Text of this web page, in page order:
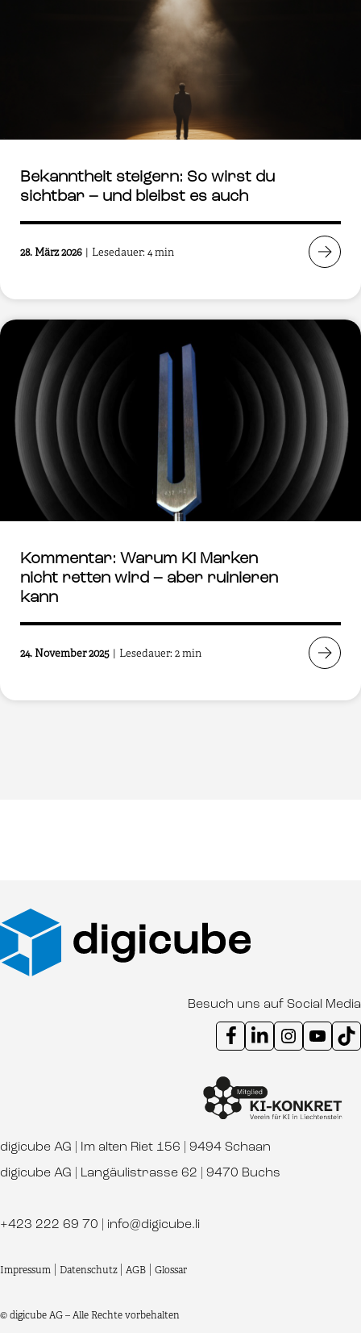
Bekanntheit steigern: So wirst du
sichtbar – und bleibst es auch
28. März 2026 | Lesedauer: 4 min
Kommentar: Warum KI Marken
nicht retten wird – aber ruinieren
kann
24. November 2025 | Lesedauer: 2 min
Besuch uns auf Social Media
Instagram Kanal digicube
Youtube Kanal
digicube AG | Im alten Riet 156 | 9494 Schaan
digicube AG | Langäulistrasse 62 | 9470 Buchs
+423 222 69 70 info@digicube.li
Impressum Datenschutz AGB Glossar
© digicube AG – Alle Rechte vorbehalten